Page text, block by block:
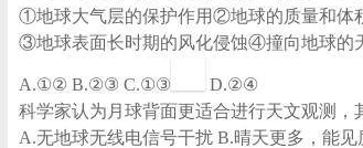
①地球大气层的保护作用②地球的质量和体
③地球表面长时期的风化侵蚀④撞向地球的
A.①② B.②③ C.①③
D.②④
科学家认为月球背面更适合进行天文观测，
A.无地球无线电信号干扰 B.晴天更多，能见